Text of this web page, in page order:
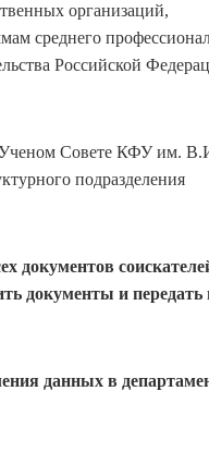
организаций,
среднего
Российской
Ученом Совете КФУ им.
подразделения
документов
документы и передать
данных в